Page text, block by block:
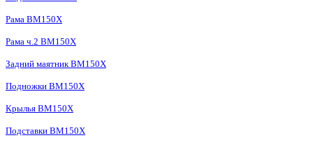
Рама BM150X
Рама ч.2 BM150X
Задний маятник BM150X
Подножки BM150X
Крылья BM150X
Подставки BM150X